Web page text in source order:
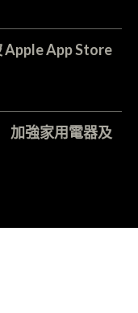
Apple App Store
加強家用電器及